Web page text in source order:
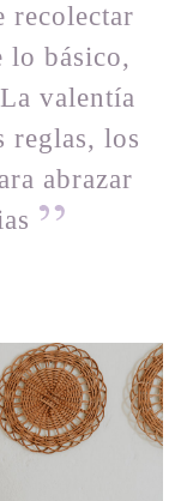
recolectar
lo básico,
valentía
reglas, los
abrazar